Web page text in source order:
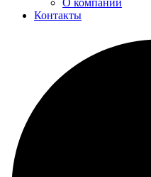
О компании
Контакты